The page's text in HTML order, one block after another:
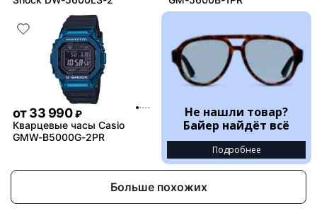
от33 990 ₽
Кварцевые часы Casio
GMW-B5000G-2PR
Не нашли товар?
Байер найдёт всё
Подробнее
Больше похожих